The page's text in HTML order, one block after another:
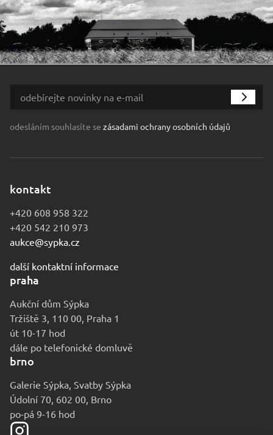
odesláním souhlasíte se zásadami ochrany osobních údajů
kontakt
+420 608 958 322
+420 542 210 973
aukce@sypka.cz
další kontaktní informace
praha
Aukční dům Sýpka
Tržiště 3, 110 00, Praha 1
út 10-17 hod
dále po telefonické domluvě
brno
Galerie Sýpka, Svatby Sýpka
Údolní 70, 602 00, Brno
po-pá 9-16 hod